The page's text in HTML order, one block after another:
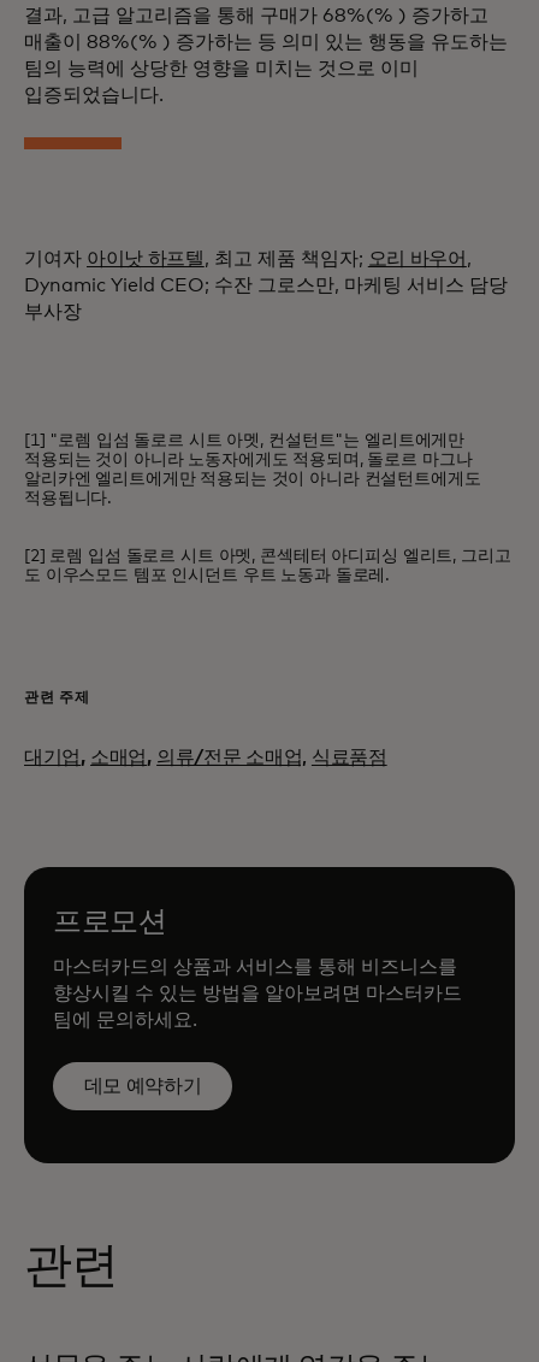
결과, 고급 알고리즘을 통해 구매가 68%(% ) 증가하고
매출이 88%(% ) 증가하는 등 의미 있는 행동을 유도하는
팀의 능력에 상당한 영향을 미치는 것으로 이미
입증되었습니다.
기여자 아이낫 하프텔, 최고 제품 책임자; 오리 바우어 ,
Dynamic Yield CEO; 수잔 그로스만, 마케팅 서비스 담당
부사장
[1] "로렘 입섬 돌로르 시트 아멧, 컨설턴트"는 엘리트에게만
적용되는 것이 아니라 노동자에게도 적용되며, 돌로르 마그나
알리카엔 엘리트에게만 적용되는 것이 아니라 컨설턴트에게도
적용됩니다.
[2] 로렘 입섬 돌로르 시트 아멧, 콘섹테터 아디피싱 엘리트, 그리고
도 이우스모드 템포 인시던트 우트 노동과 돌로레.
관련 주제
대기업, 소매업, 의류/전문 소매업, 식료품점
프로모션
마스터카드의 상품과 서비스를 통해 비즈니스를
향상시킬 수 있는 방법을 알아보려면 마스터카드
팀에 문의하세요.
데모 예약하기
관련